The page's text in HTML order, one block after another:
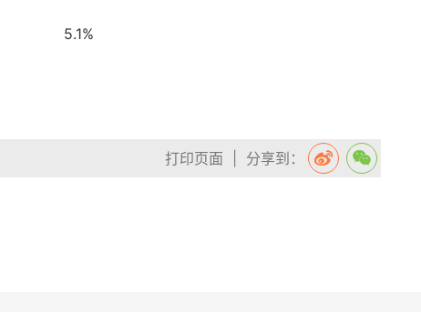
5.1%
| 分享到：
打印页面